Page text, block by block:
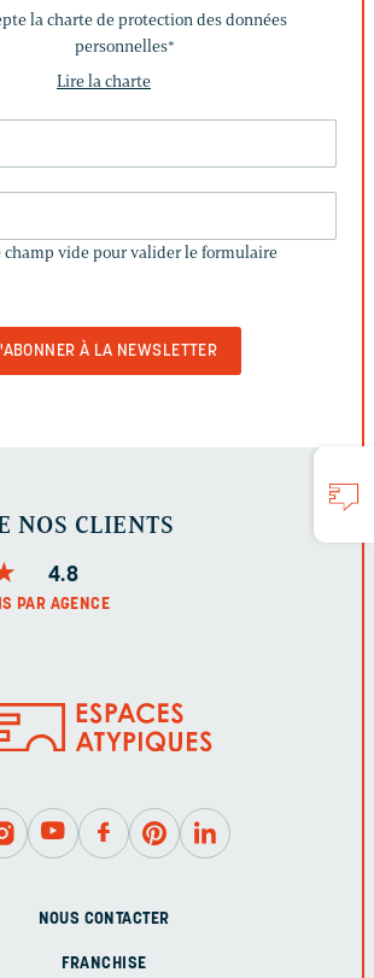
la charte de protection des données
personnelles*
Lire la charte
CHAMP
champ vide pour valider le formulaire
NOS CLIENTS
4.8
PAR AGENCE
NOUS CONTACTER
FRANCHISE